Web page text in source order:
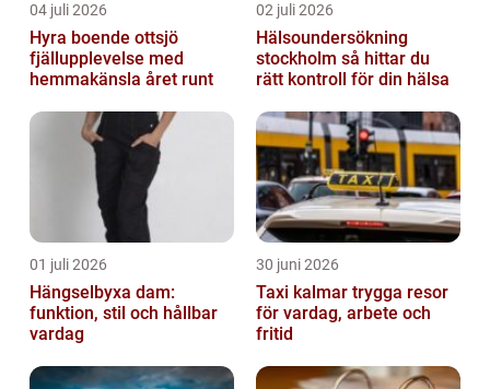
04 juli 2026
Hyra boende ottsjö
fjällupplevelse med
hemmakänsla året runt
02 juli 2026
Hälsoundersökning
stockholm så hittar du
rätt kontroll för din hälsa
01 juli 2026
Hängselbyxa dam:
funktion, stil och hållbar
vardag
30 juni 2026
Taxi kalmar trygga resor
för vardag, arbete och
fritid